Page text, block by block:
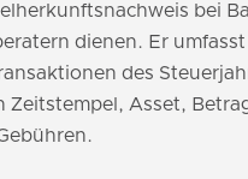
bei
dienen. Er umfasst
des
Zeitstempel, Asset,